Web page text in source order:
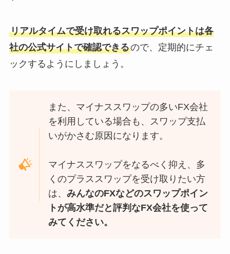
リアルタイムで受け取れるスワップポイントは各
社の公式サイトで確認できるので、定期的にチェ
ックするようにしましょう。
また、マイナススワップの多いFX会社
を利用している場合も、スワップ支払
いがかさむ原因になります。
マイナススワップをなるべく抑え、多
くのプラススワップを受け取りたい方
は、みんなのFXなどのスワップポイン
トが高水準だと評判なFX会社を使って
みてください。